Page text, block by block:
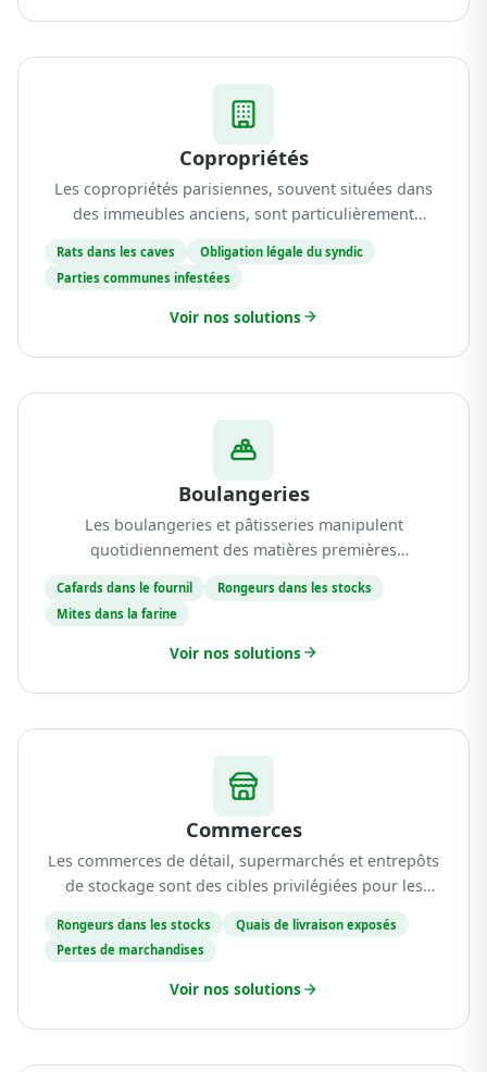
Copropriétés
Les copropriétés parisiennes, souvent situées dans
des immeubles anciens, sont particulièrement
d'insectes. Les réseaux de canalisations vétustes, les
caves...
Rats dans les caves
Obligation légale du syndic
Parties communes infestées
Voir nos solutions
Boulangeries
Les boulangeries et pâtisseries manipulent
quotidiennement des matières premières
farines, sucres, beurres, fruits secs et autres denrées
Cafards dans le fournil
Rongeurs dans les stocks
Mites dans la farine
Voir nos solutions
Commerces
Les commerces de détail, supermarchés et entrepôts
de stockage sont des cibles privilégiées pour les
les quais de livraison régulièrement ouverts et ...
Rongeurs dans les stocks
Quais de livraison exposés
Pertes de marchandises
Voir nos solutions